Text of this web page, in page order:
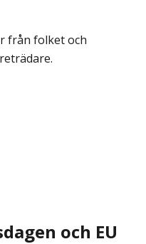
från folket och
och EU